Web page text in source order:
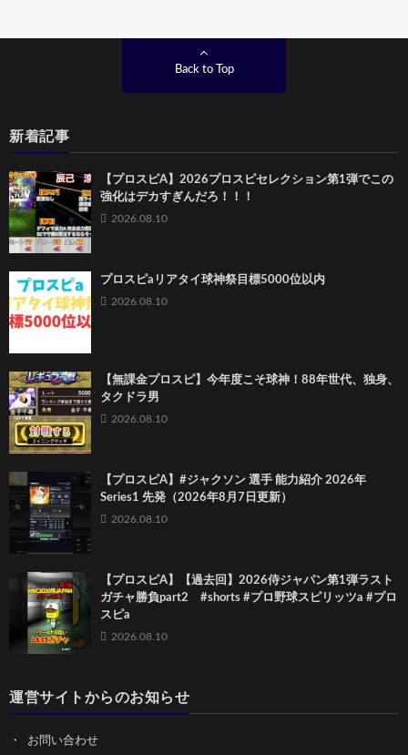
Back to Top
新着記事
【プロスピA】2026プロスピセレクション第1弾でこの
強化はデカすぎんだろ！！！
2026.08.10
プロスピaリアタイ球神祭目標5000位以内
2026.08.10
【無課金プロスピ】今年度こそ球神！88年世代、独身、
タクドラ男
2026.08.10
【プロスピA】#ジャクソン 選手 能力紹介 2026年
Series1 先発（2026年8月7日更新）
2026.08.10
【プロスピA】【過去回】2026侍ジャパン第1弾ラスト
ガチャ勝負part2 #shorts #プロ野球スピリッツa #プロ
スピa
2026.08.10
運営サイトからのお知らせ
お問い合わせ